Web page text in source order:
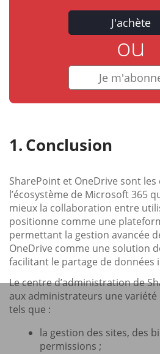
J'achète
ou
Je
Conclusion
SharePoint et OneDrive sont
l’écosystème de Microsoft 365
mieux la collaboration entre
positionne comme une
permettant la gestion avancée
OneDrive comme une solution
facilitant le partage de données
Le centre d’administration de
aux administrateurs une variété
tels que :
la gestion des sites, des
permissions ;